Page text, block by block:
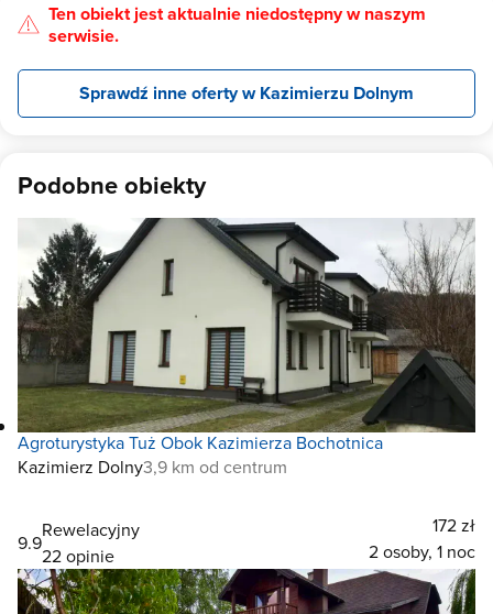
Ten obiekt jest aktualnie niedostępny w naszym
serwisie.
Sprawdź inne oferty w Kazimierzu Dolnym
Podobne obiekty
Agroturystyka Tuż Obok Kazimierza Bochotnica
Kazimierz Dolny3,9 km od centrum
9.9
Rewelacyjny
22 opinie
172 zł
2 osoby, 1 noc